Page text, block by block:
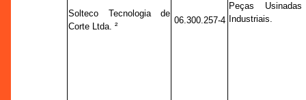
Solteco Tecnologia de
Corte Ltda. ²
06.300.257-4
Peças
Industriais.